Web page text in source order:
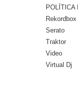
POLÍTICA
Rekordbox
Serato
Traktor
Video
Virtual Dj